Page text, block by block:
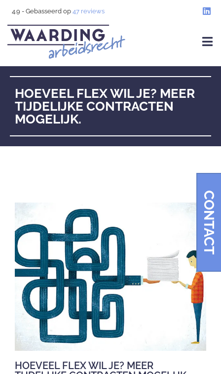
CONTACT
4.9 - Gebasseerd op 47 reviews
HOEVEEL FLEX WIL JE? MEER
TIJDELIJKE CONTRACTEN
MOGELIJK.
HOEVEEL FLEX WIL JE? MEER